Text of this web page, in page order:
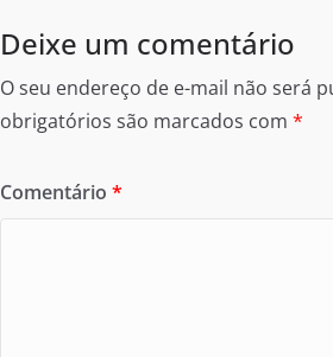
Deixe um comentário
O seu endereço de e-mail não será
obrigatórios são marcados com *
Comentário *